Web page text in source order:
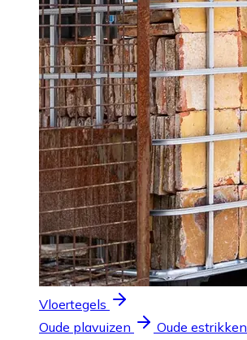
Vloertegels
Oude plavuizen
Oude estrikken